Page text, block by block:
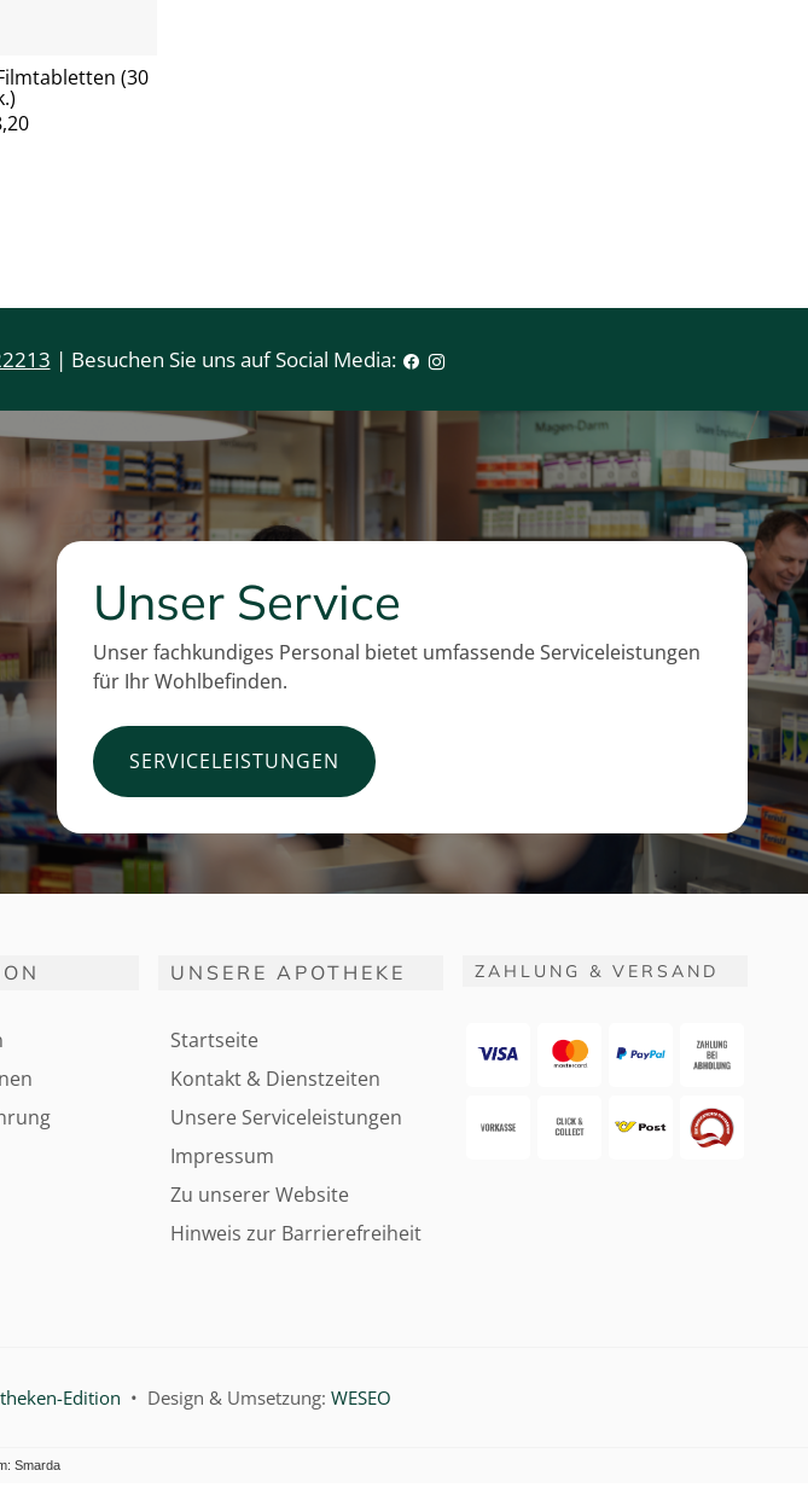
(30
| Besuchen Sie uns auf Social Media:
Unser Service
Unser fachkundiges Personal bietet umfassende Serviceleistungen
für Ihr Wohlbefinden.
SERVICELEISTUNGEN
UNSERE APOTHEKE
Startseite
Kontakt & Dienstzeiten
Unsere Serviceleistungen
Impressum
Zu unserer Website
Hinweis zur Barrierefreiheit
ZAHLUNG & VERSAND
Edition • Design & Umsetzung: WESEO
Smarda